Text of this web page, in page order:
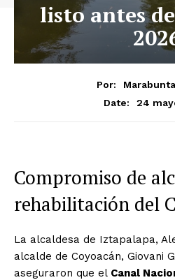
listo antes
Por:
Date:
24
Compromiso de
rehabilitación del
La alcaldesa de Iztapalapa,
alcalde de Coyoacán, Giovani
aseguraron que el Canal